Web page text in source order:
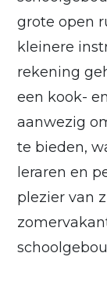
grote open
kleinere
rekening
een kook-
aanwezig
te bieden,
leraren en
plezier van